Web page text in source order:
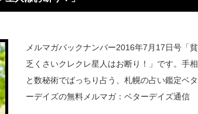
メルマガバックナンバー2016年7月17日号「貧
乏くさいクレクレ星人はお断り！」です。手相
と数秘術でばっちり占う、札幌の占い鑑定ベタ
ーデイズの無料メルマガ：ベターデイズ通信